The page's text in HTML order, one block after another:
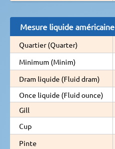
Mesure liquide américaine
Quartier (Quarter)
Minimum (Minim)
Dram liquide (Fluid dram)
Once liquide (Fluid ounce)
Gill
Cup
Pinte